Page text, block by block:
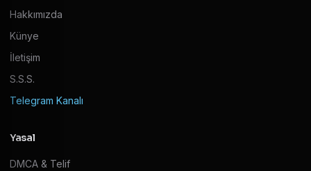
Hakkımızda
Künye
İletişim
S.S.S.
Telegram Kanalı
Yasal
DMCA & Telif